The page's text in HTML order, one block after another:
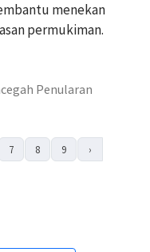
menekan
permukiman.
Penularan
7 8 9 ›